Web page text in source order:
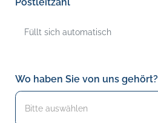
Wo haben Sie von uns gehört?
Bitte auswählen